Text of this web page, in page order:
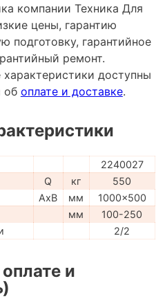
компании Техника Для
цены, гарантию
подготовку, гарантийное
ремонт.
доступны
об оплате и доставке.
2240027
Q кг
550
AxB мм
1000x500
мм
100-250
2/2
и